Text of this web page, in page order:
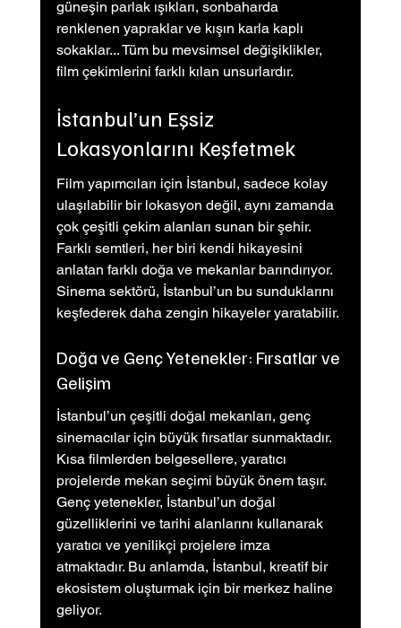
güneşin parlak ışıkları, sonbaharda
renklenen yapraklar ve kışın karla kaplı
sokaklar... Tüm bu mevsimsel değişiklikler,
film çekimlerini farklı kılan unsurlardır.
İstanbul’un Eşsiz
Lokasyonlarını Keşfetmek
Film yapımcıları için İstanbul, sadece kolay
ulaşılabilir bir lokasyon değil, aynı zamanda
çok çeşitli çekim alanları sunan bir şehir.
Farklı semtleri, her biri kendi hikayesini
anlatan farklı doğa ve mekanlar barındırıyor.
Sinema sektörü, İstanbul’un bu sunduklarını
keşfederek daha zengin hikayeler yaratabilir.
Doğa ve Genç Yetenekler: Fırsatlar ve
Gelişim
İstanbul’un çeşitli doğal mekanları, genç
sinemacılar için büyük fırsatlar sunmaktadır.
Kısa filmlerden belgesellere, yaratıcı
projelerde mekan seçimi büyük önem taşır.
Genç yetenekler, İstanbul’un doğal
güzelliklerini ve tarihi alanlarını kullanarak
yaratıcı ve yenilikçi projelere imza
atmaktadır. Bu anlamda, İstanbul, kreatif bir
ekosistem oluşturmak için bir merkez haline
geliyor.